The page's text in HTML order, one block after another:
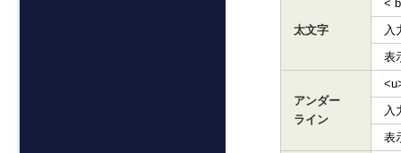
太文字
<
入
表
アンダー
ライン
入
表